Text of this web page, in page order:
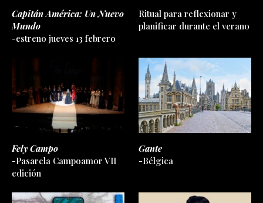
Capitán América: Un Nuevo
Mundo
-estreno jueves 13 febrero
Ritual para reflexionar y
planificar durante el verano
Fely Campo
-Pasarela Campoamor VII
edición
Gante
-Bélgica